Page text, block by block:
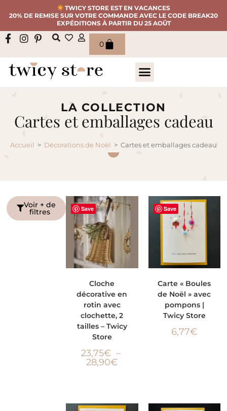
TWICY STORE EST EN VACANCES
20% DE REMISE SUR VOTRE COMMANDE AVEC LE CODE BREAK20
EXPÉDITIONS À PARTIR DU 25 AOÛT
0
LA COLLECTION
Cartes et emballages cadeau
Accueil > Décorations de Noël > Cartes et emballages cadeau
Voir + de
filtres Save
OPTIONS
Cloche
décorative en
rotin avec
clochette, 2
tailles – Twicy
Store
23,75€ –
28,90€
Save
PANIER
Carte « Boules
de Noël » avec
pompons |
Twicy Store
6,77€